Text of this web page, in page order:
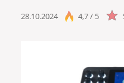
28.10.2024 4,7 / 5